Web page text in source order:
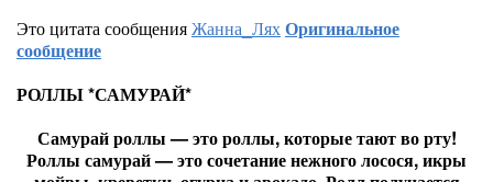
Это цитата сообщенияЖанна_ЛяхОригинальное
сообщение
РОЛЛЫ *САМУРАЙ*
Самурай роллы — это роллы, которые тают во рту!
Роллы самурай — это сочетание нежного лосося, икры